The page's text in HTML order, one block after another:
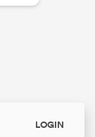
LOGIN